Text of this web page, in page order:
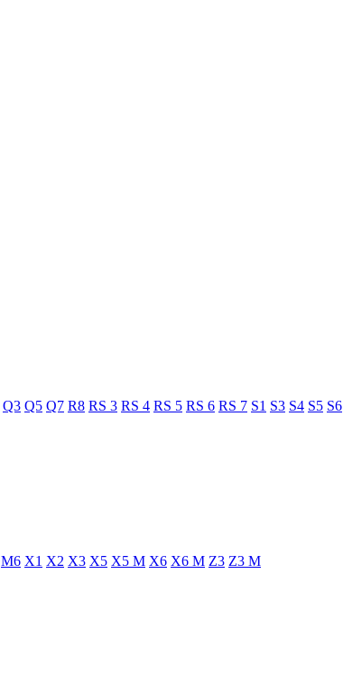
Q3 Q5 Q7 R8 RS 3 RS 4 RS 5 RS 6 RS 7 S1 S3 S4 S5 S6
M6 X1 X2 X3 X5 X5 M X6 X6 M Z3 Z3 M